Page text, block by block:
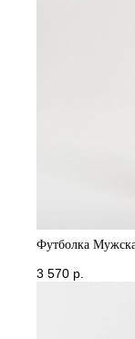
Футболка
3 570 р.